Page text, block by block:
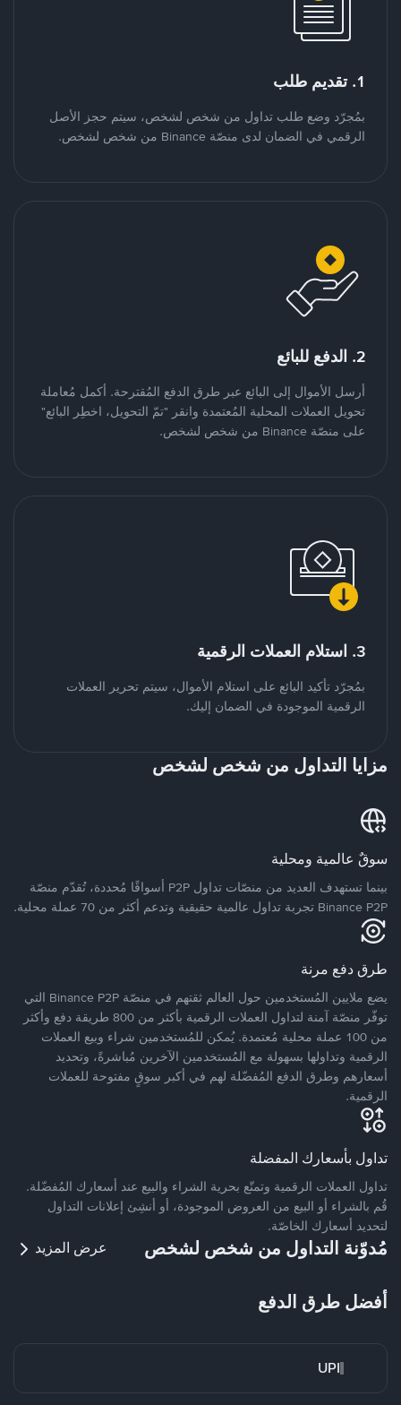
1. تقديم طلب
بمُجرّد وضع طلب تداول من شخص لشخص، سيتم حجز الأصل
الرقمي في الضمان لدى منصّة Binance من شخص لشخص.
2. الدفع للبائع
أرسل الأموال إلى البائع عبر طرق الدفع المُقترحة. أكمل مُعاملة
تحويل العملات المحلية المُعتمدة وانقر "تمّ التحويل، اخطِر البائع"
على منصّة Binance من شخص لشخص.
3. استلام العملات الرقمية
بمُجرّد تأكيد البائع على استلام الأموال، سيتم تحرير العملات
الرقمية الموجودة في الضمان إليك.
مزايا التداول من شخص لشخص
سوقٌ عالمية ومحلية
بينما تستهدف العديد من منصّات تداول P2P أسواقًا مُحددة، تُقدّم منصّة
Binance P2P تجربة تداول عالمية حقيقية وتدعم أكثر من 70 عملة محلية.
طرق دفع مرنة
يضع ملايين المُستخدمين حول العالم ثقتهم في منصّة Binance P2P التي
توفّر منصّة آمنة لتداول العملات الرقمية بأكثر من 800 طريقة دفع وأكثر
من 100 عملة محلية مُعتمدة. يُمكن للمُستخدمين شراء وبيع العملات
الرقمية وتداولها بسهولة مع المُستخدمين الآخرين مُباشرةً، وتحديد
أسعارهم وطرق الدفع المُفضّلة لهم في أكبر سوقٍ مفتوحة للعملات
الرقمية.
تداول بأسعارك المفضلة
تداول العملات الرقمية وتمتّع بحرية الشراء والبيع عند أسعارك المُفضّلة.
قُم بالشراء أو البيع من العروض الموجودة، أو أنشِئ إعلانات التداول
لتحديد أسعارك الخاصّة.
مُدوّنة التداول من شخص لشخص عرض المزيد
أفضل طرق الدفع
UPI